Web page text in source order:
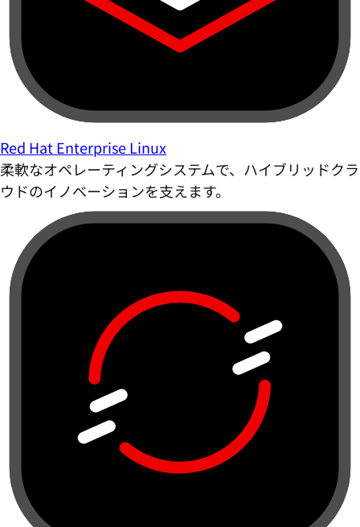
Red Hat Enterprise Linux
柔軟なオペレーティングシステムで、ハイブリッドクラ
ウドのイノベーションを支えます。